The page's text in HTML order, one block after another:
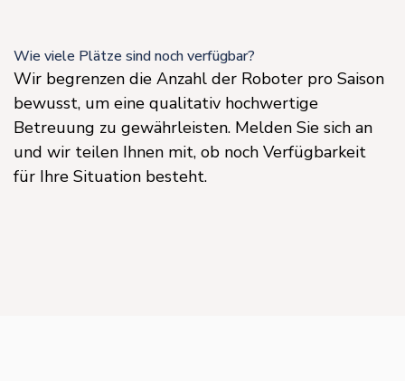
Wie viele Plätze sind noch verfügbar?
Wir begrenzen die Anzahl der Roboter pro Saison
bewusst, um eine qualitativ hochwertige
Betreuung zu gewährleisten. Melden Sie sich an
und wir teilen Ihnen mit, ob noch Verfügbarkeit
für Ihre Situation besteht.